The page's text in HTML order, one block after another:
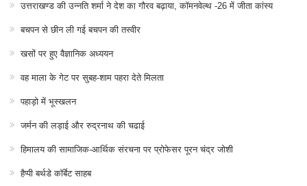
उत्तराखण्ड की उन्नति शर्मा ने देश का गौरव बढ़ाया, कॉमनवेल्थ -26 में जीता कांस्य
बचपन से छीन ली गई बचपन की तस्वीर
खसों पर हुए वैज्ञानिक अध्ययन
वह माला के गेट पर सुबह-शाम पहरा देते मिलता
पहाड़ो में भूस्खलन
जर्मन की लड़ाई और रुद्रनाथ की चढाई
हिमालय की सामाजिक-आर्थिक संरचना पर प्रोफेसर पूरन चंद्र जोशी
हैप्पी बर्थडे कॉर्बेट साहब